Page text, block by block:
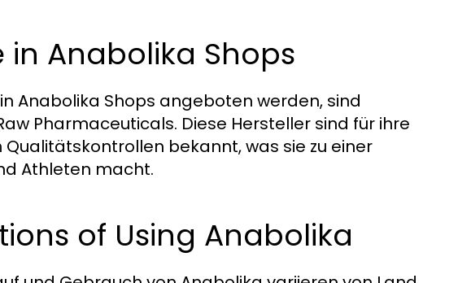
in Anabolika Shops
Anabolika Shops angeboten werden, sind
Pharmaceuticals. Diese Hersteller sind für ihre
bekannt, was sie zu einer
Athleten macht.
of Using Anabolika